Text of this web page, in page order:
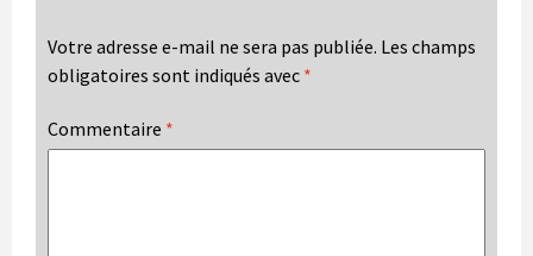
Votre adresse e-mail ne sera pas publiée. Les champs
obligatoires sont indiqués avec *
Commentaire *